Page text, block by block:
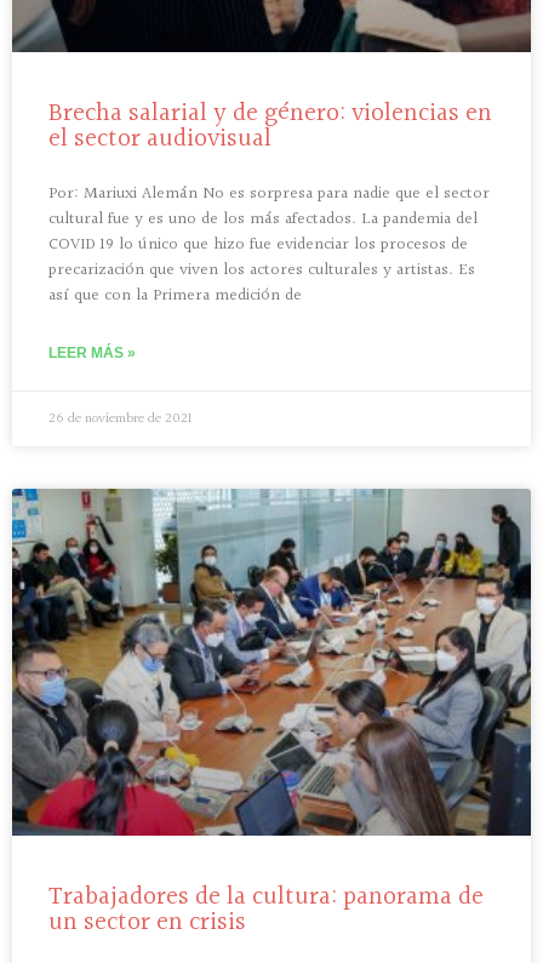
Brecha salarial y de género: violencias en
el sector audiovisual
Por: Mariuxi Alemán No es sorpresa para nadie que el sector
cultural fue y es uno de los más afectados. La pandemia del
COVID 19 lo único que hizo fue evidenciar los procesos de
precarización que viven los actores culturales y artistas. Es
así que con la Primera medición de
LEER MÁS »
26 de noviembre de 2021
Trabajadores de la cultura: panorama de
un sector en crisis